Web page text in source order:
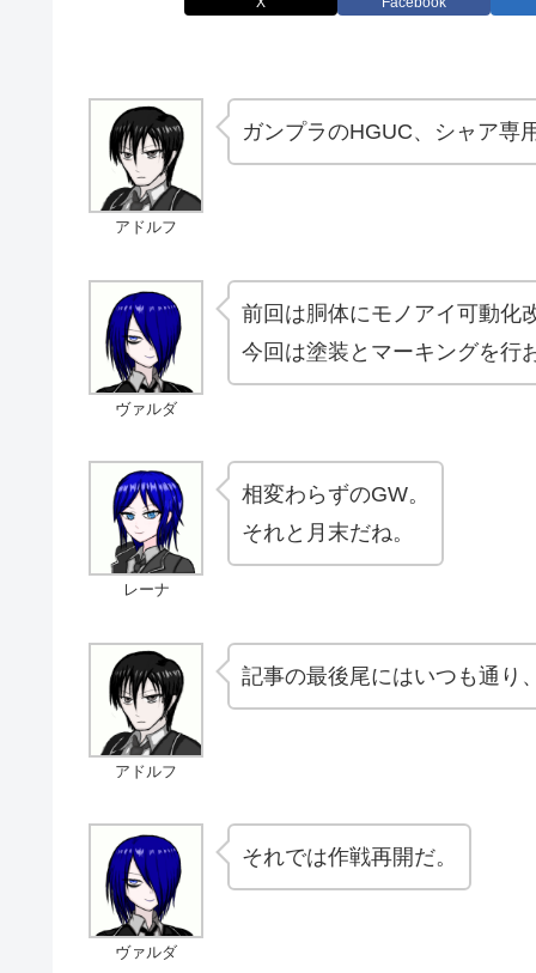
アドルフ
ガンプラのHGUC、シャア専
ヴァルダ
前回は胴体にモノアイ可動化
今回は塗装とマーキングを行
レーナ
相変わらずのGW。
それと月末だね。
アドルフ
記事の最後尾にはいつも通り
ヴァルダ
それでは作戦再開だ。